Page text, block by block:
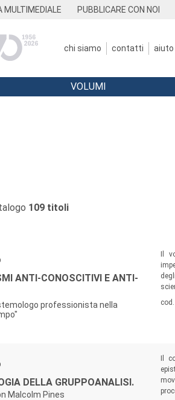
MULTIMEDIALE PUBBLICARE CON NOI
chi siamo contatti aiuto
VOLUMI
109 titoli
ANTI-CONOSCITIVI E ANTI-
professionista nella
Il
DELLA GRUPPOANALISI.
Malcolm Pines
Il